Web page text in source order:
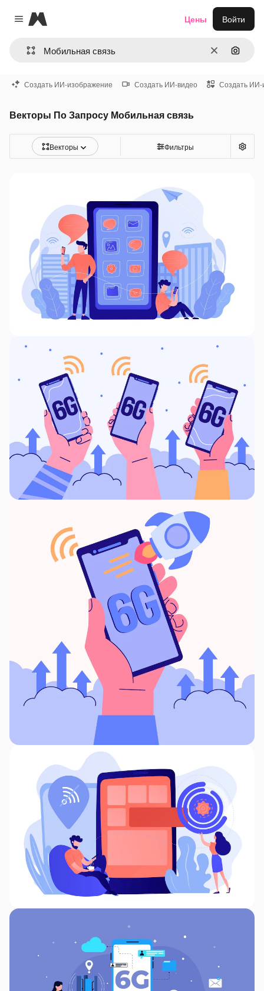
Close menu
Magnific
ОчиститьПоиск
Цены Войти
Создать ИИ-изображение Создать ИИ-видео Создать ИИ-
Векторы По Запросу Мобильная связь
Векторы Фильтры